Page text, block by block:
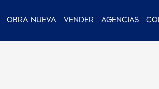
Obra nueva Vender Agencias